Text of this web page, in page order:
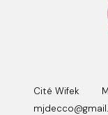
Cité Wifek